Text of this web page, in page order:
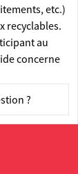
etc.)
recyclables.
au
concerne
?